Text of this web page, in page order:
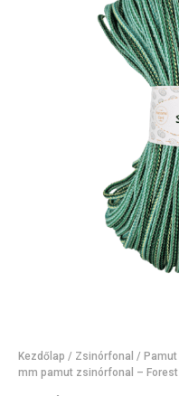
Kezdőlap / Zsinórfonal /
mm pamut zsinórfonal –